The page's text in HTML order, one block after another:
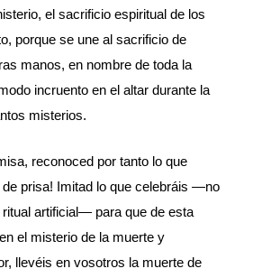
el sacrificio espiritual de los
porque se une al sacrificio de
manos, en nombre de toda la
incruento en el altar durante la
misterios.
reconoced por tanto lo que
de prisa! Imitad lo que celebráis —no
ritual artificial— para que de esta
el misterio de la muerte y
llevéis en vosotros la muerte de